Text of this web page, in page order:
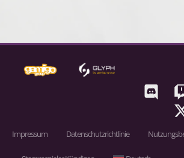
Impressum Datenschutzrichtlinie